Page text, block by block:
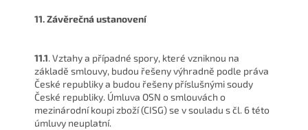
11. Závěrečná ustanovení
11.1. Vztahy a případné spory, které vzniknou na
základě smlouvy, budou řešeny výhradně podle práva
České republiky a budou řešeny příslušnými soudy
České republiky. Úmluva OSN o smlouvách o
mezinárodní koupi zboží (CISG) se v souladu s čl. 6 této
úmluvy neuplatní.